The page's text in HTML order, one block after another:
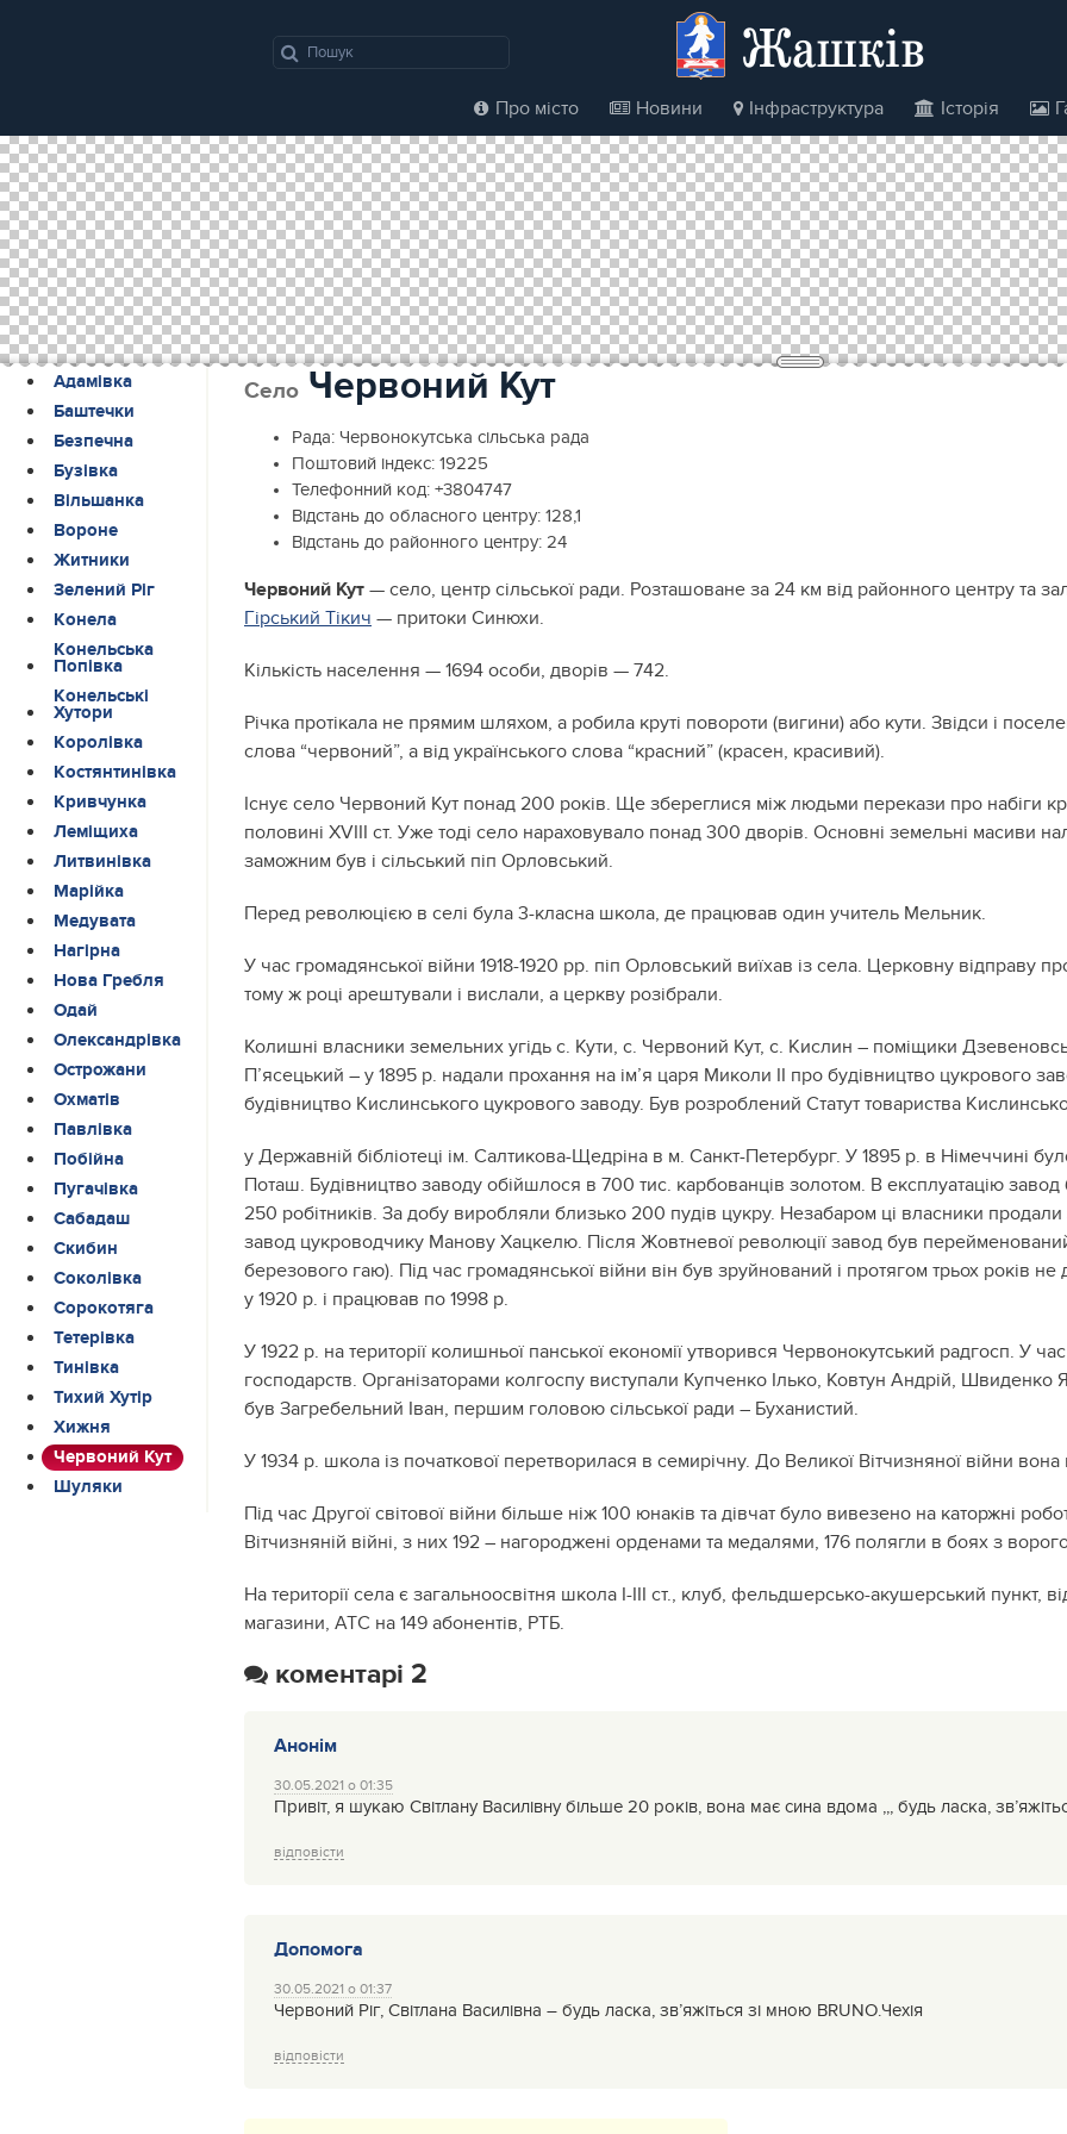
Жашків
Про місто Новини Інфраструктура Історія
Адамівка
Баштечки
Безпечна
Бузівка
Вільшанка
Вороне
Житники
Зелений Ріг
Конела
Конельська
Попівка
Конельські
Хутори
Королівка
Костянтинівка
Кривчунка
Леміщиха
Литвинівка
Марійка
Медувата
Нагірна
Нова Гребля
Одай
Олександрівка
Острожани
Охматів
Павлівка
Побійна
Пугачівка
Сабадаш
Скибин
Соколівка
Сорокотяга
Тетерівка
Тинівка
Тихий Хутір
Хижня
Червоний Кут
Шуляки
Село Червоний Кут
Рада: Червонокутська сільська рада
Поштовий індекс: 19225
Телефонний код: +3804747
Відстань до обласного центру: 128,1
Відстань до районного центру: 24
Червоний Кут — село, центр сільської ради. Розташоване за 24 км від районного центру та
Гірський Тікич — притоки Синюхи.
Кількість населення — 1694 особи, дворів — 742.
Річка протікала не прямим шляхом, а робила круті повороти (вигини) або кути. Звідси і
слова “червоний”, а від українського слова “красний” (красен, красивий).
Існує село Червоний Кут понад 200 років. Ще збереглися між людьми перекази про набіги
половині XVIII ст. Уже тоді село нараховувало понад 300 дворів. Основні земельні масиви
заможним був і сільський піп Орловський.
Перед революцією в селі була 3-класна школа, де працював один учитель Мельник.
У час громадянської війни 1918-1920 pp. піп Орловський виїхав із села. Церковну відправу
тому ж році арештували і вислали, а церкву розібрали.
Колишні власники земельних угідь с. Кути, с. Червоний Кут, с. Кислин – поміщики
П’ясецький – у 1895 р. надали прохання на ім’я царя Миколи II про будівництво цукрового
будівництво Кислинського цукрового заводу. Був розроблений Статут товариства
у Державній бібліотеці ім. Салтикова-Щедріна в м. Санкт-Петербург. У 1895 р. в Німеччині
Поташ. Будівництво заводу обійшлося в 700 тис. карбованців золотом. В експлуатацію
250 робітників. За добу виробляли близько 200 пудів цукру. Незабаром ці власники продали
завод цукроводчику Манову Хацкелю. Після Жовтневої революції завод був
березового гаю). Під час громадянської війни він був зруйнований і протягом трьох років
у 1920 р. і працював по 1998 р.
У 1922 р. на території колишньої панської економії утворився Червонокутський радгосп. У
господарств. Організаторами колгоспу виступали Купченко Ілько, Ковтун Андрій,
був Загребельний Іван, першим головою сільської ради – Буханистий.
У 1934 р. школа із початкової перетворилася в семирічну. До Великої Вітчизняної війни
Під час Другої світової війни більше ніж 100 юнаків та дівчат було вивезено на каторжні
Вітчизняній війні, з них 192 – нагороджені орденами та медалями, 176 полягли в боях з
На території села є загальноосвітня школа I-III ст., клуб, фельдшерсько-акушерський пункт,
магазини, АТС на 149 абонентів, РТБ.
коментарі 2
Анонім
30.05.2021 о 01:35
Привіт, я шукаю Світлану Василівну більше 20 років, вона має сина вдома ,,, будь ласка,
відповісти
Допомога
30.05.2021 о 01:37
Червоний Ріг, Світлана Василівна – будь ласка, зв’яжіться зі мною BRUNO.Чехія
відповісти